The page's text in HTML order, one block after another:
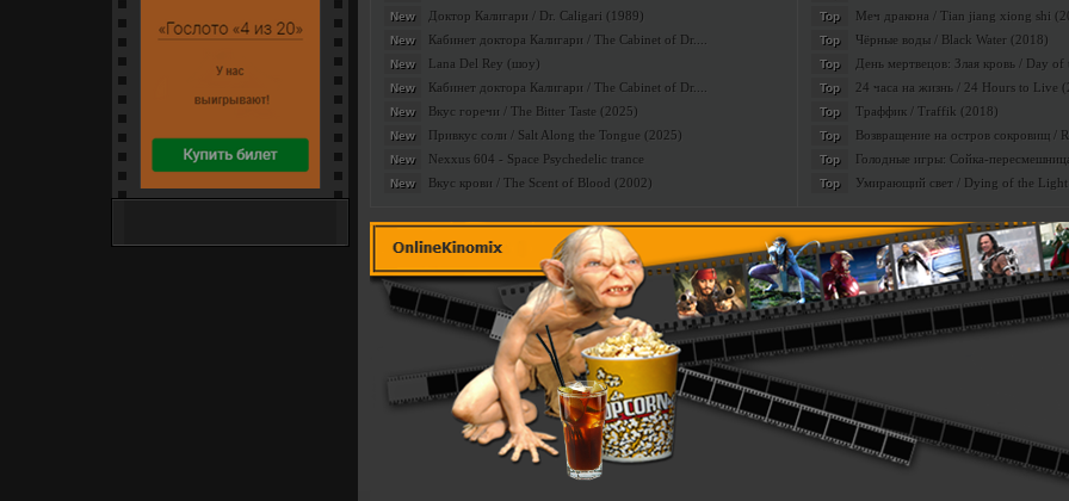
Слайдшоу|Добавил: kinomix|Дата: 06.07.2017 Просмотров: 1024
New Доктор Калигари / Dr. Caligari (1989)
New Кабинет доктора Калигари / The Cabinet of Dr....
New Lana Del Rey (шоу)
New Кабинет доктора Калигари / The Cabinet of Dr....
New Вкус горечи / The Bitter Taste (2025)
New Привкус соли / Salt Along the Tongue (2025)
New Nexxus 604 - Space Psychedelic trance
New Вкус крови / The Scent of Blood (2002)
Top Меч дракона / Tian jiang xiong shi
Top Чёрные воды / Black Water (2018)
Top День мертвецов: Злая кровь / Day of
Top 24 часа на жизнь / 24 Hours to Live
Top Траффик / Traffik (2018)
Top Возвращение на остров сокровищ /
Top Голодные игры: Сойка-
Top Умирающий свет / Dying of the